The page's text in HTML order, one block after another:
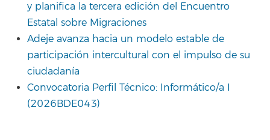
y planifica la tercera edición del Encuentro
Estatal sobre Migraciones
Adeje avanza hacia un modelo estable de
participación intercultural con el impulso de su
ciudadanía
Convocatoria Perfil Técnico: Informático/a I
(2026BDE043)